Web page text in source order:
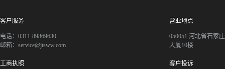
客户服务
电话：0311-89869630
邮箱：service@jtsww.com
营业地点
050051 河北省石家
大厦10楼
工商执照 客户投诉